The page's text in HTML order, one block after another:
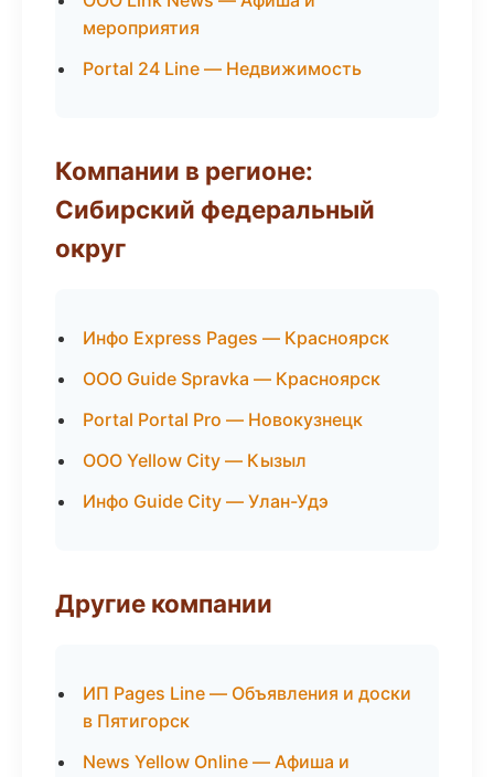
мероприятия
Portal 24 Line — Недвижимость
Компании в регионе:
Сибирский федеральный
округ
Инфо Express Pages — Красноярск
ООО Guide Spravka — Красноярск
Portal Portal Pro — Новокузнецк
ООО Yellow City — Кызыл
Инфо Guide City — Улан-Удэ
Другие компании
ИП Pages Line — Объявления и доски
в Пятигорск
News Yellow Online — Афиша и